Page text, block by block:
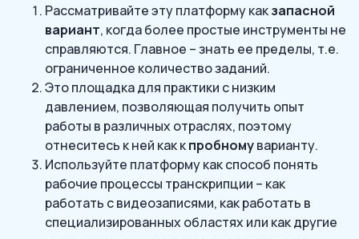
Рассматривайте эту платформу какзапасной
вариант, когда более простые инструменты не
справляются. Главное – знать ее пределы, т.е.
ограниченное количество заданий.
Это площадка для практики с низким
давлением, позволяющая получить опыт
работы в различных отраслях, поэтому
отнеситесь к ней как кпробномуварианту.
Используйте платформу как способ понять
рабочие процессы транскрипции – как
работать с видеозаписями, как работать в
специализированных областях или как другие